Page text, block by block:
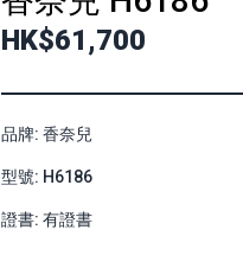
HK$61,700
品牌: 香奈兒
型號: H6186
證書: 有證書